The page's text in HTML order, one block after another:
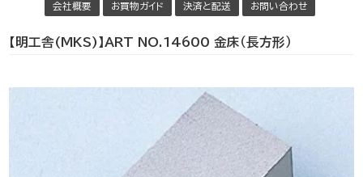
会社概要 お買物ガイド 決済と配送 お問い合わせ
【明工舎(MKS)】ART NO.14600 金床（長方形）